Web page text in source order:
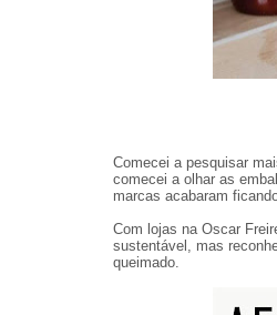
Comecei a pesquisar
comecei a olhar as
marcas acabaram
Com lojas na Oscar
sustentável, mas
queimado.